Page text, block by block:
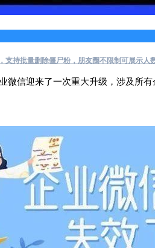
支持批量删除僵尸粉，朋友圈不限制可展示人
微信迎来了一次重大升级，涉及所有